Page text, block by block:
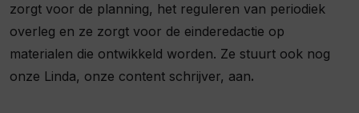
zorgt voor de planning, het reguleren van periodiek
overleg en ze zorgt voor de einderedactie op
materialen die ontwikkeld worden. Ze stuurt ook nog
onze Linda, onze content schrijver, aan.